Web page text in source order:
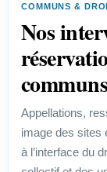
COMMUNS &
Nos
Appellations,
image des sites
à l’interface du